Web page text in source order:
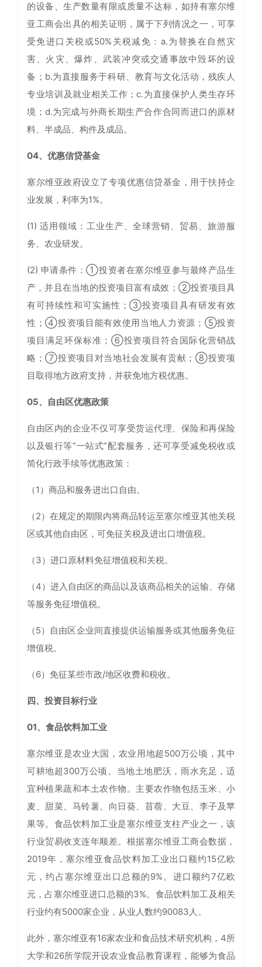
的设备、生产数量有限或质量不达标，如持有塞尔维
亚工商会出具的相关证明，属于下列情况之一，可享
受免进口关税或50%关税减免：a.为替换在自然灾
害、火灾、爆炸、武装冲突或交通事故中毁坏的设
备；b.为直接服务于科研、教育与文化活动，残疾人
专业培训及就业相关工作；c.为直接保护人类生存环
境；d.为完成与外商长期生产合作合同而进口的原材
料、半成品、构件及成品。
04、优惠信贷基金
塞尔维亚政府设立了专项优惠信贷基金，用于扶持企
业发展，利率为1%。
(1) 适用领域：工业生产、全球营销、贸易、旅游服
务、农业研发。
(2) 申请条件：①投资者在塞尔维亚参与最终产品生
产，并且在当地的投资项目富有成效；②投资项目具
有可持续性和可实施性；③投资项目具有研发有效
性；④投资项目能有效使用当地人力资源；⑤投资
项目满足环保标准；⑥投资项目符合国际化营销战
略；⑦投资项目对当地社会发展有贡献；⑧投资项
目取得地方政府支持，并获免地方税优惠。
05、自由区优惠政策
自由区内的企业不仅可享受货运代理、保险和再保险
以及银行等“一站式”配套服务，还可享受减免税收或
简化行政手续等优惠政策：
（1）商品和服务进出口自由。
（2）在规定的期限内将商品转运至塞尔维亚其他关税
区或其他自由区，可免征关税及进出口增值税。
（3）进口原材料免征增值税和关税。
（4）进入自由区的商品以及该商品相关的运输、存储
等服务免征增值税。
（5）自由区企业间直接提供运输服务或其他服务免征
增值税。
（6）免征某些市政/地区收费和税收。
四、投资目标行业
01、食品饮料加工业
塞尔维亚是农业大国，农业用地超500万公顷，其中
可耕地超300万公顷。当地土地肥沃，雨水充足，适
宜种植果蔬和本土农作物。主要农作物包括玉米、小
麦、甜菜、马铃薯、向日葵、苜蓿、大豆、李子及苹
果等。食品饮料加工业是塞尔维亚支柱产业之一，该
行业贸易收支连年顺差。根据塞尔维亚工商会数据，
2019年，塞尔维亚食品饮料加工业出口额约15亿欧
元，约占塞尔维亚出口总额的9%。进口额约7亿欧
元，占塞尔维亚进口总额的3%。食品饮料加工及相关
行业约有5000家企业，从业人数约90083人。
此外，塞尔维亚有16家农业和食品技术研究机构，4所
大学和26所学院开设农业食品教育课程，能够为食品